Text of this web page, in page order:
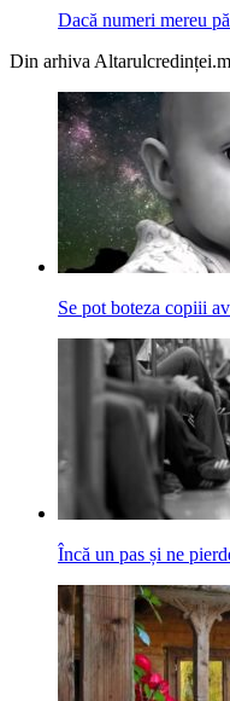
Dacă numeri mereu
Din arhiva
Se pot boteza copiii
Încă un pas și ne